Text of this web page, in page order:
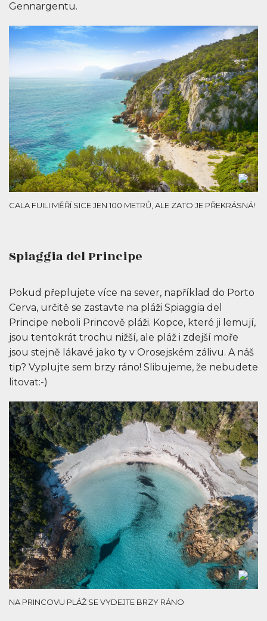
Gennargentu.
CALA FUILI MĚŘÍ SICE JEN 100 METRŮ, ALE ZATO JE PŘEKRÁSNÁ!
Spiaggia del Principe
Pokud přeplujete více na sever, například do Porto
Cerva, určitě se zastavte na pláži Spiaggia del
Principe neboli Princově pláži. Kopce, které ji lemují,
jsou tentokrát trochu nižší, ale pláž i zdejší moře
jsou stejně lákavé jako ty v Orosejském zálivu. A náš
tip? Vyplujte sem brzy ráno! Slibujeme, že nebudete
litovat:-)
NA PRINCOVU PLÁŽ SE VYDEJTE BRZY RÁNO